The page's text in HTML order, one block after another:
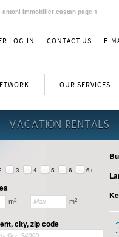
immobilier castan page 1
LOG-IN CONTACT US E-
OUR SERVICES
VACATION RENTALS
3 4 5 6 6+
m2 m2
city, zip code